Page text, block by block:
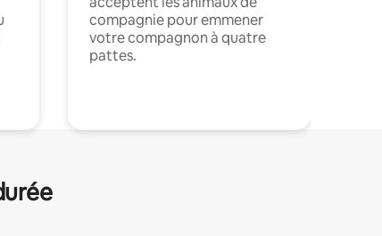
compagnie pour emmener
votre compagnon à quatre
pattes.